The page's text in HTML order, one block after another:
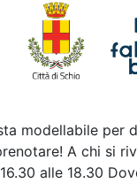
modellabile per
A chi si
alle 18.30